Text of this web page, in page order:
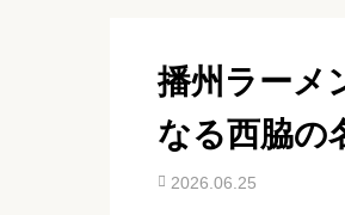
播州ラーメ
なる西脇の
2026.06.25